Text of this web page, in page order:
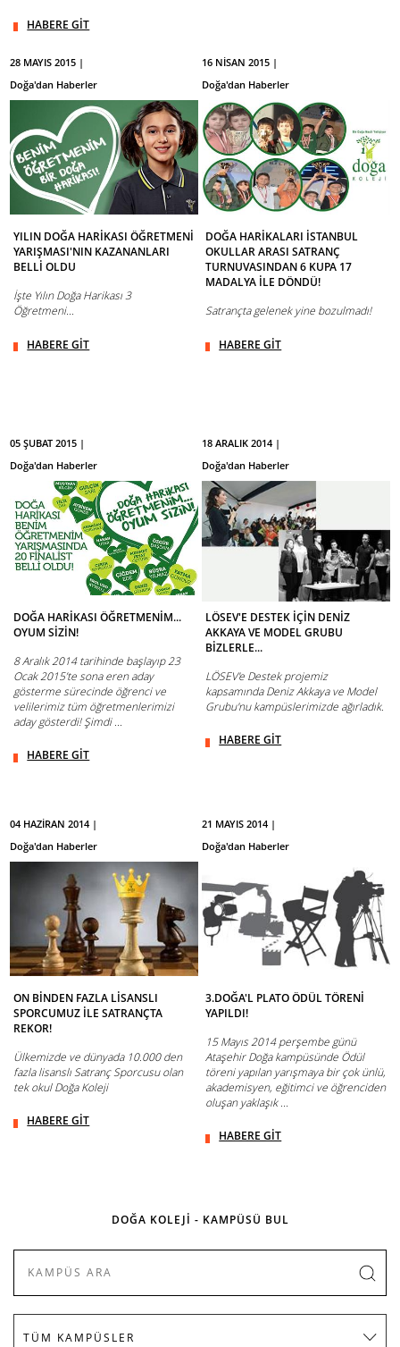
HABERE GİT
28 MAYIS 2015 |
Doğa'dan Haberler
YILIN DOĞA HARİKASI ÖĞRETMENİ
YARIŞMASI'NIN KAZANANLARI
BELLİ OLDU
İşte Yılın Doğa Harikası 3
Öğretmeni...
HABERE GİT
16 NİSAN 2015 |
Doğa'dan Haberler
DOĞA HARİKALARI İSTANBUL
OKULLAR ARASI SATRANÇ
TURNUVASINDAN 6 KUPA 17
MADALYA İLE DÖNDÜ!
Satrançta gelenek yine bozulmadı!
HABERE GİT
05 ŞUBAT 2015 |
Doğa'dan Haberler
DOĞA HARİKASI ÖĞRETMENİM...
OYUM SİZİN!
8 Aralık 2014 tarihinde başlayıp 23
Ocak 2015’te sona eren aday
gösterme sürecinde öğrenci ve
velilerimiz tüm öğretmenlerimizi
aday gösterdi! Şimdi ...
HABERE GİT
18 ARALIK 2014 |
Doğa'dan Haberler
LÖSEV'E DESTEK İÇİN DENİZ
AKKAYA VE MODEL GRUBU
BİZLERLE...
LÖSEV'e Destek projemiz
kapsamında Deniz Akkaya ve Model
Grubu'nu kampüslerimizde ağırladık.
HABERE GİT
04 HAZİRAN 2014 |
Doğa'dan Haberler
ON BİNDEN FAZLA LİSANSLI
SPORCUMUZ İLE SATRANÇTA
REKOR!
Ülkemizde ve dünyada 10.000 den
fazla lisanslı Satranç Sporcusu olan
tek okul Doğa Koleji
HABERE GİT
21 MAYIS 2014 |
Doğa'dan Haberler
3.DOĞA'L PLATO ÖDÜL TÖRENİ
YAPILDI!
15 Mayıs 2014 perşembe günü
Ataşehir Doğa kampüsünde Ödül
töreni yapılan yarışmaya bir çok ünlü,
akademisyen, eğitimci ve öğrenciden
oluşan yaklaşık ...
HABERE GİT
DOĞA KOLEJİ - KAMPÜSÜ BUL